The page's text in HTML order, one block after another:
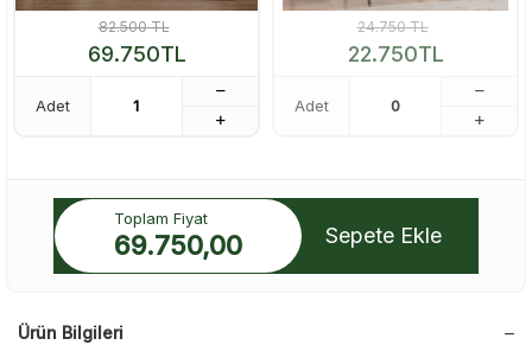
82.500TL
69.750TL
Adet
24.750TL
22.750TL
Adet
Toplam Fiyat
69.750,00 Sepete Ekle
Ürün Bilgileri